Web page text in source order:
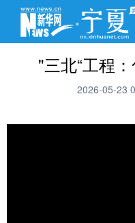
"三北“工程
2026-05-23